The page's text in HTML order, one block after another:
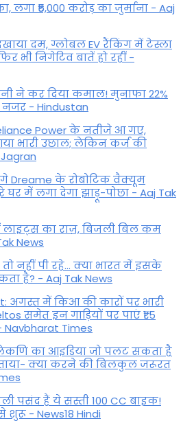
लगा ₹5,000 करोड़ का जुर्माना - Aaj
दम, ग्लोबल EV रैंकिंग में टेस्ला
भी निगेटिव बातें हो रहीं -
ने कर दिया कमाल! मुनाफा 22%
- Hindustan
Power के नतीजे आ गए,
भारी उछाल; लेकिन कर्ज की
Dreame के रोबोटिक वैक्यूम
घर में लगा देगा झाड़ू-पोछा - Aaj Tak
लाइट्स का राज़, बिजली बिल कम
News
नहीं पी रहे... क्या भारत में इसके
है? - Aaj Tak News
अगस्त में किआ की कारों पर भारी
समेत इन गाड़ियों पर पाएं ₹1.5
Times
का आइडिया जो पलट सकता है
क्या करने की बिलकुल जरूरत
पसंद हैं ये सस्ती 100 CC बाइक!
शुरू - News18 Hindi